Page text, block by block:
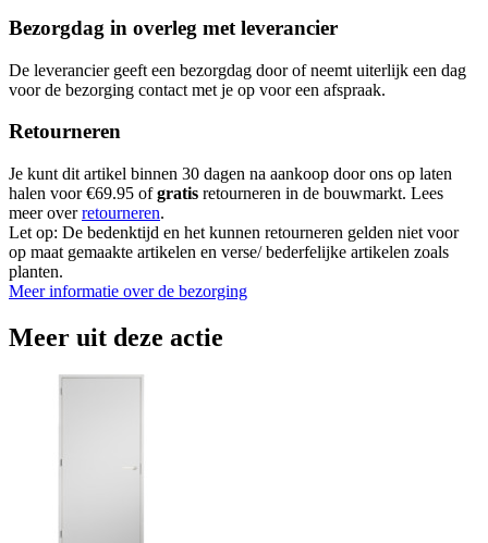
Bezorgdag in overleg met leverancier
De leverancier geeft een bezorgdag door of neemt uiterlijk een dag
voor de bezorging contact met je op voor een afspraak.
Retourneren
Je kunt dit artikel binnen 30 dagen na aankoop door ons op laten
halen voor €69.95 ofgratis retourneren in de bouwmarkt. Lees
meer overretourneren.
Let op: De bedenktijd en het kunnen retourneren gelden niet voor
op maat gemaakte artikelen en verse/ bederfelijke artikelen zoals
planten.
Meer informatie over de bezorging
Meer uit deze actie